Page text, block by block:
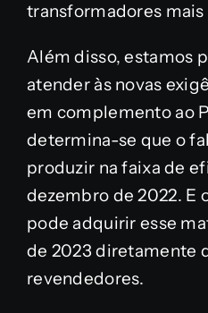
transformadores
Além disso, estamos
atender às novas
em complemento ao
determina-se que o
produzir na faixa de
dezembro de 2022. E
pode adquirir esse
de 2023 diretamente
revendedores.